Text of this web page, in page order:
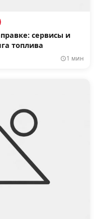
сервисы и
топлива
1 мин